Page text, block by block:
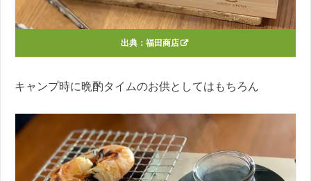
出典： 福田商店
キャンプ時に晩酌タイムのお供としてはもちろん